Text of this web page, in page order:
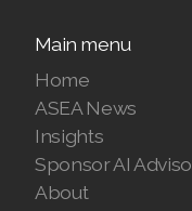
Main menu
Home
ASEA News
Insights
Sponsor AI
About
Join ASEA Indonesia
Join ASEA Ireland
Join ASEA Italy (Italiano)
Join ASEA Malaysia